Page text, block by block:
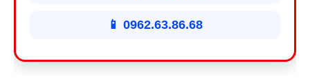
📱 0962.63.86.68